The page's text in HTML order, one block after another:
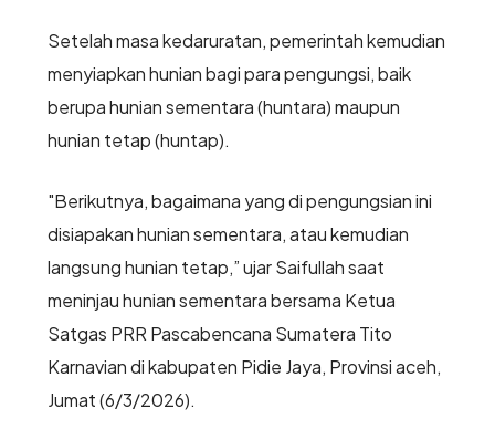
Setelah masa kedaruratan, pemerintah kemudian
menyiapkan hunian bagi para pengungsi, baik
berupa hunian sementara (huntara) maupun
hunian tetap (huntap).
"Berikutnya, bagaimana yang di pengungsian ini
disiapakan hunian sementara, atau kemudian
langsung hunian tetap,” ujar Saifullah saat
meninjau hunian sementara bersama Ketua
Satgas PRR Pascabencana Sumatera Tito
Karnavian di kabupaten Pidie Jaya, Provinsi aceh,
Jumat (6/3/2026).